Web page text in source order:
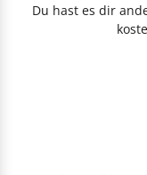
Du hast es dir